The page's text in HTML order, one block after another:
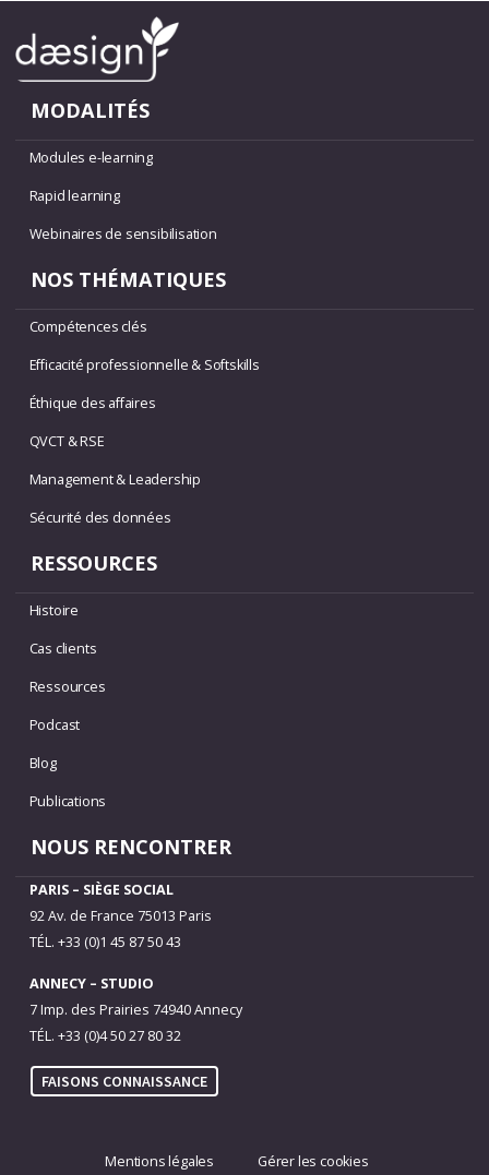
MODALITÉS
Modules e-learning
Rapid learning
Webinaires de sensibilisation
NOS THÉMATIQUES
Compétences clés
Efficacité professionnelle & Softskills
Éthique des affaires
QVCT & RSE
Management & Leadership
Sécurité des données
RESSOURCES
Histoire
Cas clients
Ressources
Podcast
Blog
Publications
NOUS RENCONTRER
PARIS – SIÈGE SOCIAL
92 Av. de France 75013 Paris
TÉL. +33 (0)1 45 87 50 43
ANNECY – STUDIO
7 Imp. des Prairies 74940 Annecy
TÉL. +33 (0)4 50 27 80 32
FAISONS CONNAISSANCE
Mentions légales Gérer les cookies